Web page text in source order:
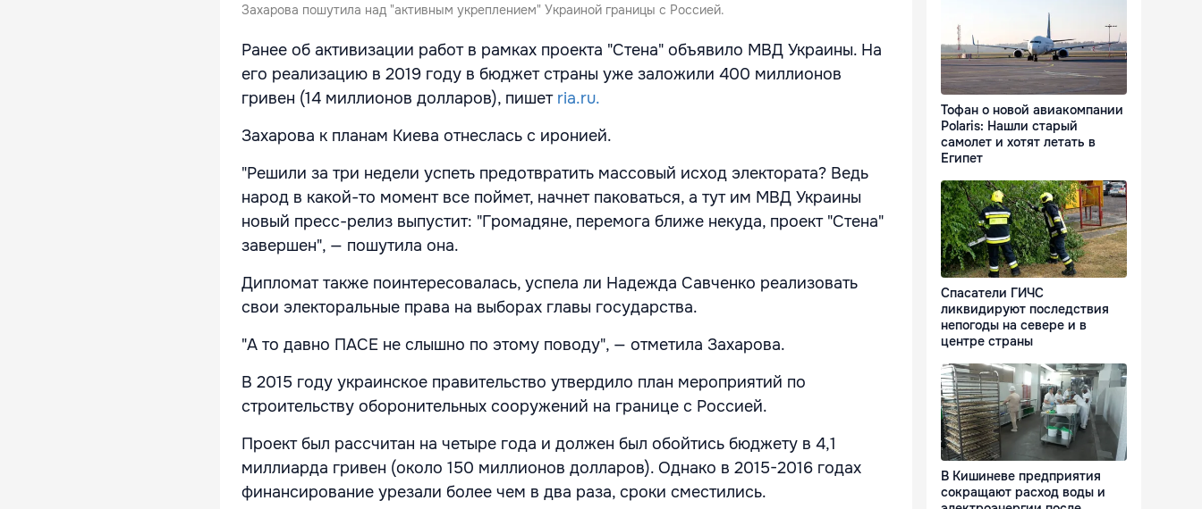
Захарова пошутила над "активным укреплением" Украиной границы с Россией.
Ранее об активизации работ в рамках проекта "Стена" объявило МВД Украины. На
его реализацию в 2019 году в бюджет страны уже заложили 400 миллионов
гривен (14 миллионов долларов), пишетria.ru.
Захарова к планам Киева отнеслась с иронией.
"Решили за три недели успеть предотвратить массовый исход электората? Ведь
народ в какой-то момент все поймет, начнет паковаться, а тут им МВД Украины
новый пресс-релиз выпустит: "Громадяне, перемога ближе некуда, проект "Стена"
завершен", — пошутила она.
Дипломат также поинтересовалась, успела ли Надежда Савченко реализовать
свои электоральные права на выборах главы государства.
"А то давно ПАСЕ не слышно по этому поводу", — отметила Захарова.
В 2015 году украинское правительство утвердило план мероприятий по
строительству оборонительных сооружений на границе с Россией.
Проект был рассчитан на четыре года и должен был обойтись бюджету в 4,1
миллиарда гривен (около 150 миллионов долларов). Однако в 2015-2016 годах
финансирование урезали более чем в два раза, сроки сместились.
Тофан о новой авиакомпании
Polaris: Нашли старый
самолет и хотят летать в
Египет
Спасатели ГИЧС
ликвидируют последствия
непогоды на севере и в
центре страны
В Кишиневе предприятия
сокращают расход воды и